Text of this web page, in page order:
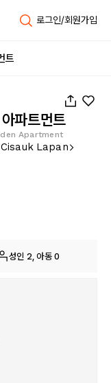
로그인/회원가입
트
파트먼트
Apartment
Lapan
성인 2, 아동 0